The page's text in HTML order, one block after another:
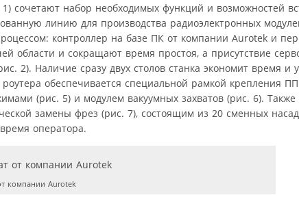
сочетают набор необходимых функций и возможностей
линию для производства радиоэлектронных
контроллер на базе ПК от компании Aurotek и
области и сокращают время простоя, а присутствие
2). Наличие сразу двух столов станка экономит время и
обеспечивается специальной рамкой крепления
(рис. 5) и модулем вакуумных захватов (рис. 6). Также
замены фрез (рис. 7), состоящим из 20 сменных
оператора.
компании Aurotek